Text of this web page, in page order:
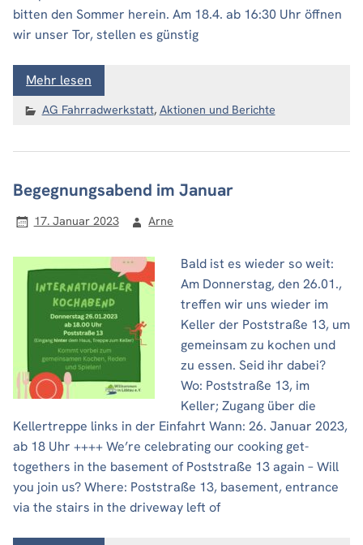
bitten den Sommer herein. Am 18.4. ab 16:30 Uhr öffnen
wir unser Tor, stellen es günstig
Mehr lesen
AG Fahrradwerkstatt, Aktionen und Berichte
Begegnungsabend im Januar
17. Januar 2023 Arne
Bald ist es wieder so weit:
Am Donnerstag, den 26.01.,
treffen wir uns wieder im
Keller der Poststraße 13, um
gemeinsam zu kochen und
zu essen. Seid ihr dabei?
Wo: Poststraße 13, im
Keller; Zugang über die
Kellertreppe links in der Einfahrt Wann: 26. Januar 2023,
ab 18 Uhr ++++ We’re celebrating our cooking get-
togethers in the basement of Poststraße 13 again – Will
you join us? Where: Poststraße 13, basement, entrance
via the stairs in the driveway left of